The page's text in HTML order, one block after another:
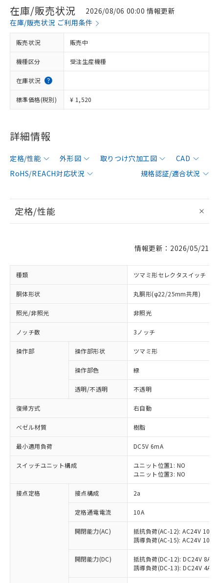
在庫/販売状況
2026/08/06 00:00 情報更新
在庫/販売状況 ご利用条件
販売状況 販売中
機種区分 受注生産機種
在庫状況
標準価格(税別) ¥ 1,520
詳細情報
定格/性能 外形図 取りつけ穴加工図
CAD
RoHS/REACH対応状況
規格認証/適合状況
定格/性能
情報更新：2026/05/21
種類 ツマミ形セレクタスイッチ
胴体形状 丸胴形(φ22/25mm共用)
照光/非照光 非照光
ノッチ数 3ノッチ
操作部 操作部形状 ツマミ形
操作部色 緑
透明/不透明 不透明
復帰方式 右自動
ベゼル材質 樹脂
最小適用負荷 DC5V 6mA
スイッチユニット構成
ユニット位置1: NO
ユニット位置3: NO
接点定格 接点構成 2a
定格通電電流 10A
開閉能力(AC)
抵抗負荷(AC-12): AC24V 10A/
誘導負荷(AC-15): AC24V
開閉能力(DC)
抵抗負荷(DC-12): DC24V 8A/
誘導負荷(DC-13): DC24V 4A/
※1 対応状況
対応済み：EU RoHS指令（10物質）の
非含有に対応した製品が提供可能な商品で
対応予定：EU RoHS指令（10物質）の非含
有に対応した製品に切り替える予定のある